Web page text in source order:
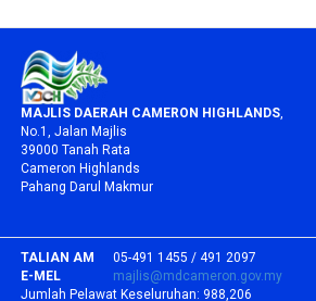
MAJLIS DAERAH CAMERON HIGHLANDS,
No.1, Jalan Majlis
39000 Tanah Rata
Cameron Highlands
Pahang Darul Makmur
TALIAN AM 05-491 1455 / 491 2097
E-MEL
majlis@mdcameron.gov.my
Jumlah Pelawat Keseluruhan: 988,206